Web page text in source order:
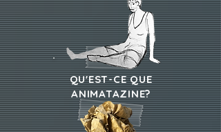
QU'EST-CE QUE
ANIMATAZINE?